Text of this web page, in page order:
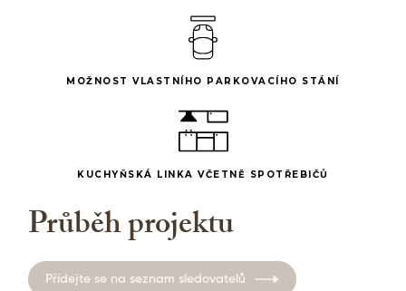
MOŽNOST VLASTNÍHO PARKOVACÍHO STÁNÍ
KUCHYŇSKÁ LINKA VČETNĚ SPOTŘEBIČŮ
Průběh projektu
Přidejte se na seznam sledovatelů